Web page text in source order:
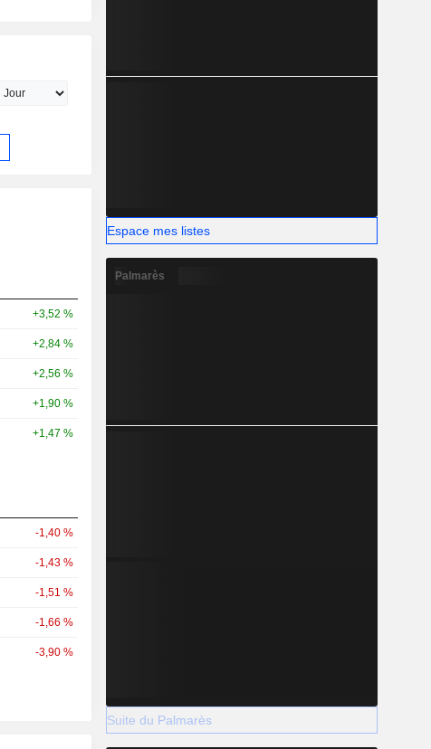
+3,52 %
+2,84 %
+2,56 %
+1,90 %
+1,47 %
-1,40 %
-1,43 %
-1,51 %
-1,66 %
-3,90 %
Espace mes listes
Palmarès
Suite du Palmarès